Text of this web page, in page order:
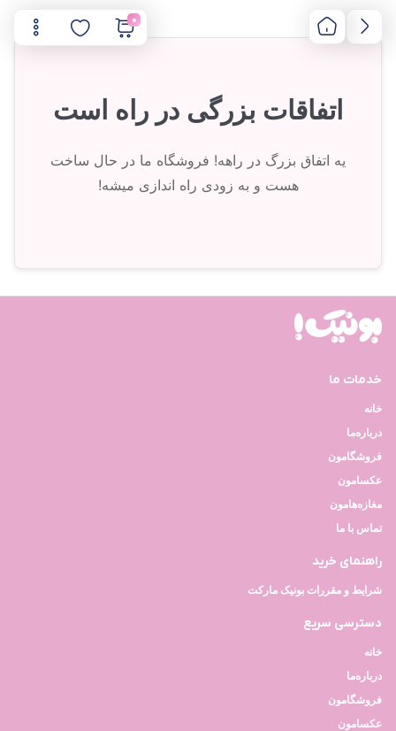
0
اتفاقات بزرگی در راه است
یه اتفاق بزرگ در راهه! فروشگاه ما در حال ساخت
هست و به زودی راه اندازی میشه!
خدمات ما
خانه
درباره‌ما
فروشگامون
عکسامون
مغازه‌هامون
تماس با ما
راهنمای خرید
شرایط و مقررات بونیک مارکت
دسترسی سریع
خانه
درباره‌ما
فروشگامون
عکسامون